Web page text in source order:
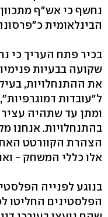
נחשף כי אש"ף
הבינלאומית
בכיר פתח העריך כי
שקועה בבעיות
את ההתנחלויות,
ל"עובדות
ומתן עד שתהיה
בהתנחלויות. אנחנו
הצהרת הקוורטט
אלו כללי המשחק -
בנוגע לפנייה
הפלסטינים החליטו